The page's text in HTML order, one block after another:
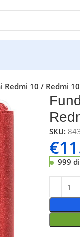
Redmi 10 / Redmi
SKU:
€
999